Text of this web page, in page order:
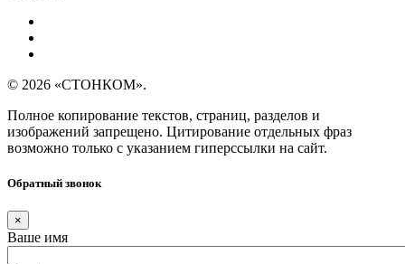
© 2026 «СТОНКОМ».
Полное копирование текстов, страниц, разделов и
изображений запрещено. Цитирование отдельных фраз
возможно только с указанием гиперссылки на сайт.
Обратный звонок
×
Ваше имя